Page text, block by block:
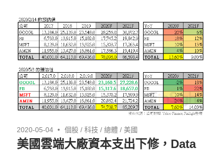
2020-05-04 個股 /科技 /總體 /美國
美國雲端大廠資本支出下修，Data